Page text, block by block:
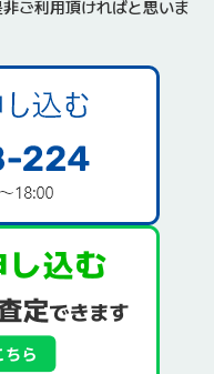
ご利用頂ければと思いま